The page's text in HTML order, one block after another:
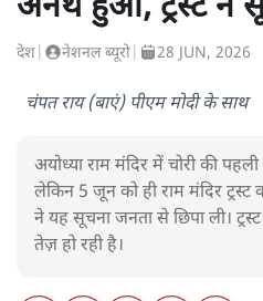
देश नेशनल ब्यूरो 28 JUN, 2026